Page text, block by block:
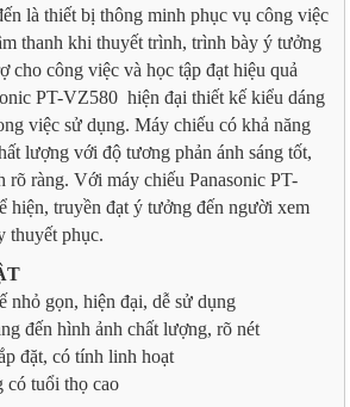
là thiết bị thông minh phục vụ công việc
thanh khi thuyết trình, trình bày ý tưởng
cho công việc và học tập đạt hiệu quả
PT-VZ580 hiện đại thiết kế kiểu dáng
việc sử dụng. Máy chiếu có khả năng
lượng với độ tương phản ánh sáng tốt,
rõ ràng. Với máy chiếu Panasonic PT-
hiện, truyền đạt ý tưởng đến người xem
thuyết phục.
nhỏ gọn, hiện đại, dễ sử dụng
đến hình ảnh chất lượng, rõ nét
đặt, có tính linh hoạt
có tuổi thọ cao